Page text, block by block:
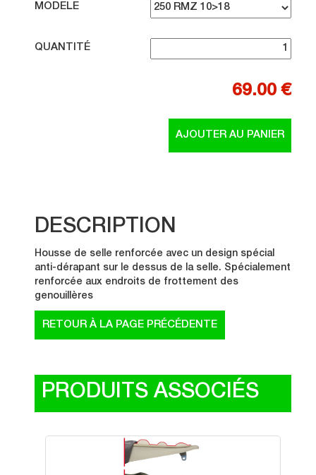
MODELE
QUANTITÉ
69.00 €
DESCRIPTION
Housse de selle renforcée avec un design spécial
anti-dérapant sur le dessus de la selle. Spécialement
renforcée aux endroits de frottement des
genouillères
PRODUITS ASSOCIÉS